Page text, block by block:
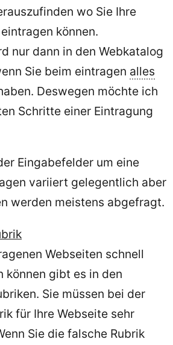
wo Sie Ihre
können.
nur dann in den Webkatalog
Sie beim eintragen alles
Deswegen möchte ich
Schritte einer Eintragung
Eingabefelder um eine
variiert gelegentlich aber
werden meistens abgefragt.
Webseiten schnell
können gibt es in den
Sie müssen bei der
für Ihre Webseite sehr
Sie die falsche Rubrik